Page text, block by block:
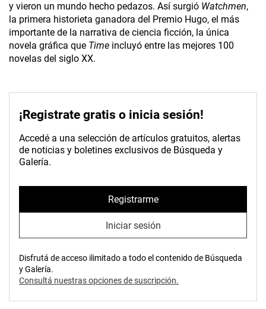
y vieron un mundo hecho pedazos. Así surgió Watchmen,
la primera historieta ganadora del Premio Hugo, el más
importante de la narrativa de ciencia ficción, la única
novela gráfica que Time incluyó entre las mejores 100
novelas del siglo XX.
¡Registrate gratis o inicia sesión!
Accedé a una selección de artículos gratuitos, alertas
de noticias y boletines exclusivos de Búsqueda y
Galería.
Registrarme
Iniciar sesión
Disfrutá de acceso ilimitado a todo el contenido de Búsqueda
y Galería.
Consultá nuestras opciones de suscripción.